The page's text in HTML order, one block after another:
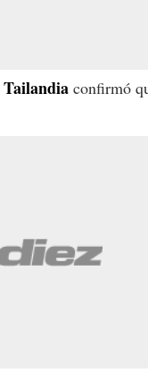
Tailandia confirmó